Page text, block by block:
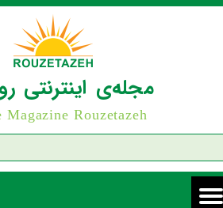
مجله‌ی اینترنتی
Magazine Rouzetazeh